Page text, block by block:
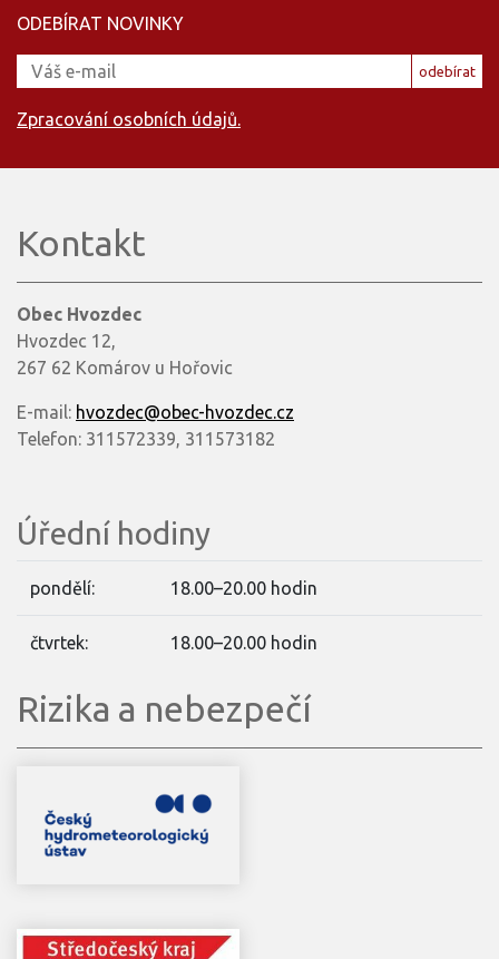
ODEBÍRAT NOVINKY
odebírat
Zpracování osobních údajů.
Kontakt
Obec Hvozdec
Hvozdec 12,
267 62 Komárov u Hořovic
E-mail: hvozdec@obec-hvozdec.cz
Telefon: 311572339, 311573182
Úřední hodiny
pondělí: 18.00–20.00 hodin
čtvrtek: 18.00–20.00 hodin
Rizika a nebezpečí